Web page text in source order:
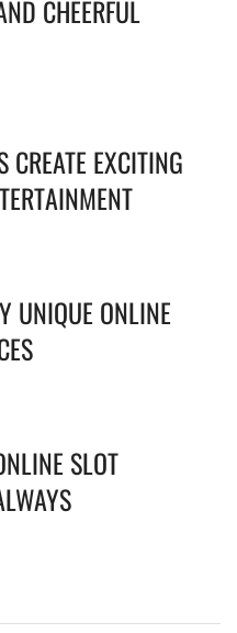
CHEERFUL
EXCITING
UNIQUE ONLINE
SLOT